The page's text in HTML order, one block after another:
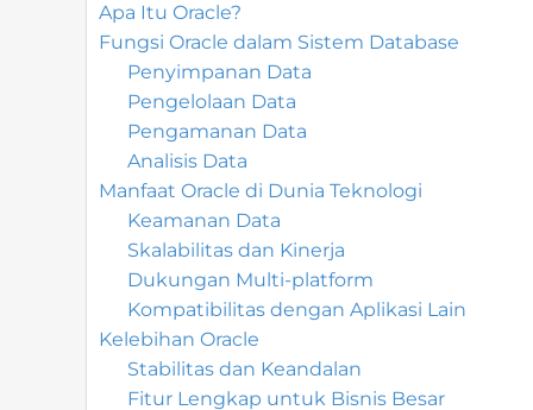
Apa Itu Oracle?
Fungsi Oracle dalam Sistem Database
Penyimpanan Data
Pengelolaan Data
Pengamanan Data
Analisis Data
Manfaat Oracle di Dunia Teknologi
Keamanan Data
Skalabilitas dan Kinerja
Dukungan Multi-platform
Kompatibilitas dengan Aplikasi Lain
Kelebihan Oracle
Stabilitas dan Keandalan
Fitur Lengkap untuk Bisnis Besar